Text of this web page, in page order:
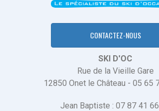
CONTACTEZ-NOUS
SKI D'OC
Rue de la Vieille Gare
12850 Onet le Château - 05 65
Jean Baptiste : 07 87 41